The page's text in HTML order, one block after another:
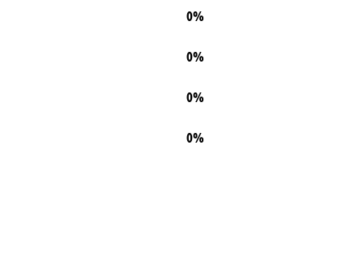
0%
0%
0%
0%